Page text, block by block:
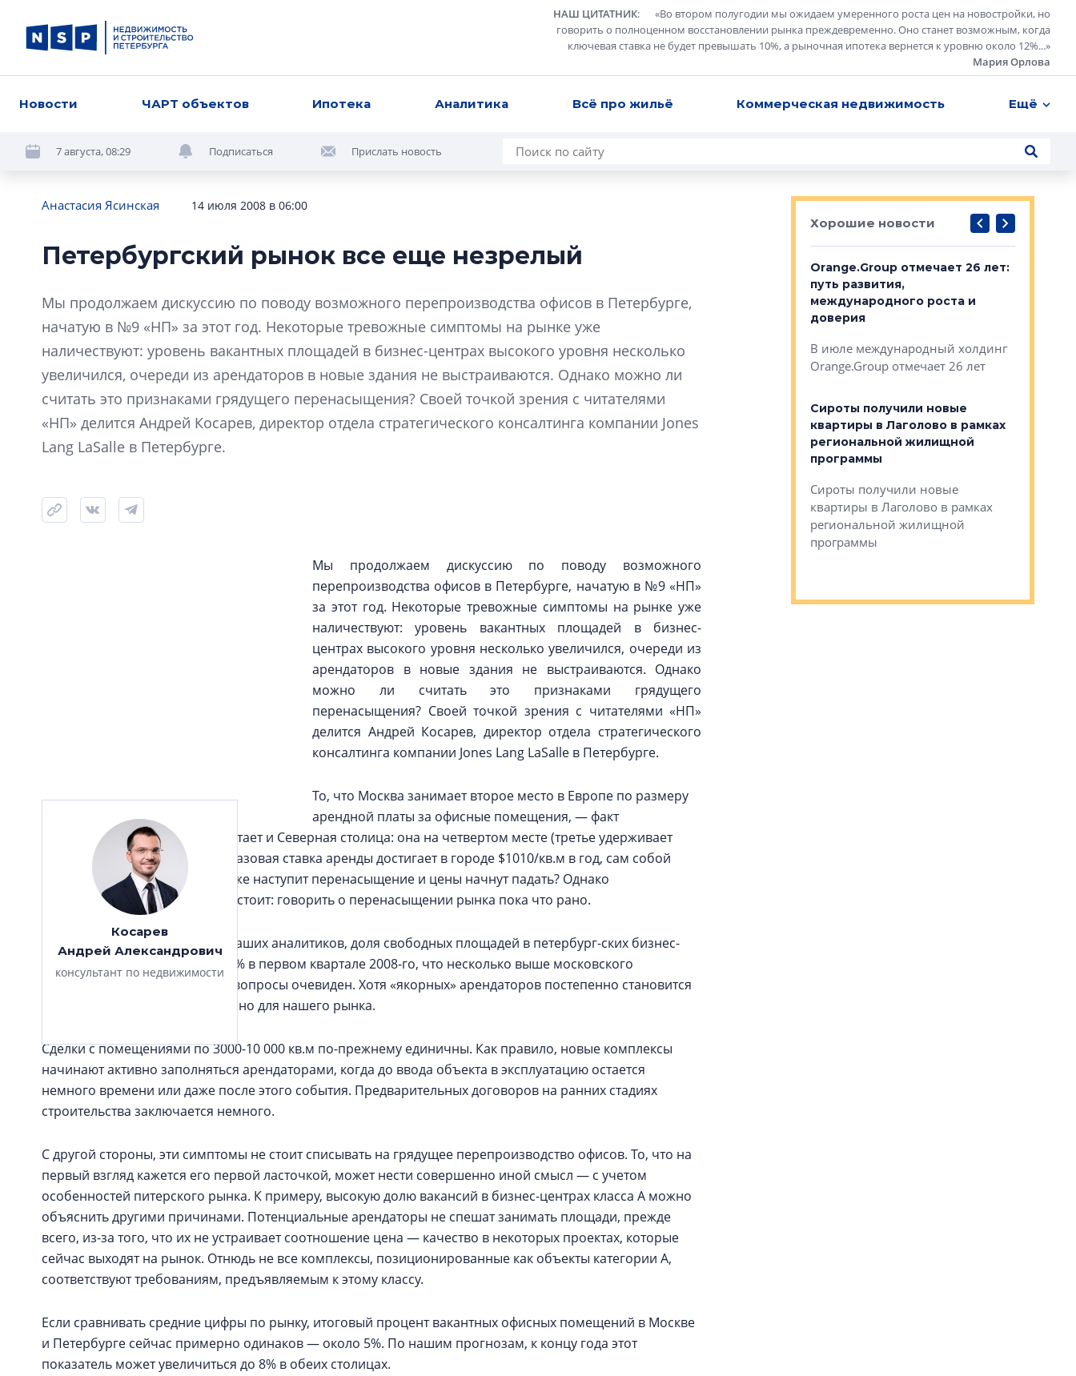
НАШ ЦИТАТНИК: «Во втором полугодии мы ожидаем умеренного роста цен на новостройки, но
говорить о полноценном восстановлении рынка преждевременно. Оно станет возможным, когда
ключевая ставка не будет превышать 10%, а рыночная ипотека вернется к уровню около 12%...»
Мария Орлова
Новости ЧАРТ объектов Ипотека Аналитика Всё про жильё Коммерческая недвижимость Ещё
7 августа, 08:29 Подписаться Прислать новость
Анастасия Ясинская 14 июля 2008 в 06:00
Петербургский рынок все еще незрелый
Мы продолжаем дискуссию по поводу возможного перепроизводства офисов в Петербурге,
начатую в №9 «НП» за этот год. Некоторые тревожные симптомы на рынке уже
наличествуют: уровень вакантных площадей в бизнес-центрах высокого уровня несколько
увеличился, очереди из арендаторов в новые здания не выстраиваются. Однако можно ли
считать это признаками грядущего перенасыщения? Своей точкой зрения с читателями
«НП» делится Андрей Косарев, директор отдела стратегического консалтинга компании Jones
Lang LaSalle в Петербурге.
Косарев
Андрей Александрович
консультант по недвижимости
Мы продолжаем дискуссию по поводу возможного
перепроизводства офисов в Петербурге, начатую в №9 «НП»
за этот год. Некоторые тревожные симптомы на рынке уже
наличествуют: уровень вакантных площадей в бизнес-
центрах высокого уровня несколько увеличился, очереди из
арендаторов в новые здания не выстраиваются. Однако
можно ли считать это признаками грядущего
перенасыщения? Своей точкой зрения с читателями «НП»
делится Андрей Косарев, директор отдела стратегического
консалтинга компании Jones Lang LaSalle в Петербурге.
То, что Москва занимает второе место в Европе по размеру
арендной платы за офисные помещения, — факт
общеизвестный. Не сильно отстает и Северная столица: она на четвертом месте (третье удерживает
Париж). Когда максимальная базовая ставка аренды достигает в городе $1010/кв.м в год, сам собой
напрашивается вопрос: когда же наступит перенасыщение и цены начнут падать? Однако
драматизировать ситуацию не стоит: говорить о перенасыщении рынка пока что рано.
С одной стороны, по данным наших аналитиков, доля свободных площадей в петербург-ских бизнес-
центрах класса А составила 9,9% в первом квартале 2008-го, что несколько выше московского
показателя. Соблазн задавать вопросы очевиден. Хотя «якорных» арендаторов постепенно становится
больше, их все еще недостаточно для нашего рынка.
Сделки с помещениями по 3000-10 000 кв.м по-прежнему единичны. Как правило, новые комплексы
начинают активно заполняться арендаторами, когда до ввода объекта в эксплуатацию остается
немного времени или даже после этого события. Предварительных договоров на ранних стадиях
строительства заключается немного.
С другой стороны, эти симптомы не стоит списывать на грядущее перепроизводство офисов. То, что на
первый взгляд кажется его первой ласточкой, может нести совершенно иной смысл — с учетом
особенностей питерского рынка. К примеру, высокую долю вакансий в бизнес-центрах класса А можно
объяснить другими причинами. Потенциальные арендаторы не спешат занимать площади, прежде
всего, из-за того, что их не устраивает соотношение цена — качество в некоторых проектах, которые
сейчас выходят на рынок. Отнюдь не все комплексы, позиционированные как объекты категории А,
соответствуют требованиям, предъявляемым к этому классу.
Если сравнивать средние цифры по рынку, итоговый процент вакантных офисных помещений в Москве
и Петербурге сейчас примерно одинаков — около 5%. По нашим прогнозам, к концу года этот
показатель может увеличиться до 8% в обеих столицах.
Хорошие новости
Гала-концертом завершился
конкурса строителей «Нам песня
Петербурга появился еще
Orange.Group отмечает 26 лет:
путь развития,
международного роста и
доверия
В июле международный холдинг
Orange.Group отмечает 26 лет
Сироты получили новые
квартиры в Лаголово в рамках
региональной жилищной
программы
Сироты получили новые
квартиры в Лаголово в рамках
региональной жилищной
программы